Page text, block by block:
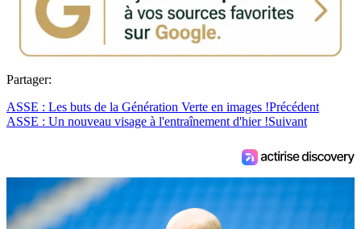
Partager:
ASSE : Les buts de la Génération Verte en images !Précédent
ASSE : Un nouveau visage à l'entraînement d'hier !Suivant